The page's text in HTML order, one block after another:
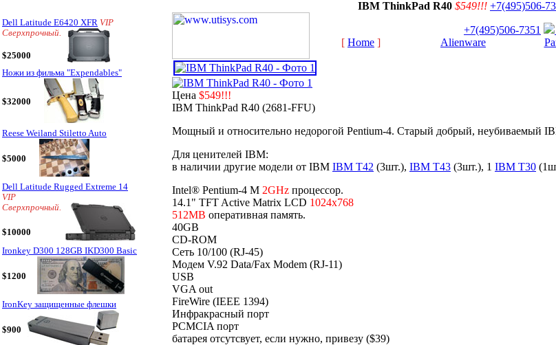
IBM ThinkPad R40 $549!!! +7(495)506-
Dell Latitude E6420 XFR VIP
Сверхпрочный.
$25000
Ножи из фильма "Expendables"
$32000
Reese Weiland Stiletto Auto
$5000
Dell Latitude Rugged Extreme 14
VIP
Сверхпрочный.
$10000
Ironkey D300 128GB IKD300 Basic
$1200
IronKey защищенные флешки
$900
+7(495)506-7351
[ Home ] Alienware
Цена $549!!!
IBM ThinkPad R40 (2681-FFU)
Мощный и относительно недорогой Pentium-4. Старый добрый, неубиваемый
Для ценителей IBM:
в наличии другие модели от IBM IBM T42 (3шт.), IBM T43 (3шт.), 1 IBM T30
Intel® Pentium-4 M 2GHz процессор.
14.1" TFT Active Matrix LCD 1024x768
512MB оперативная память.
40GB
CD-ROM
Сеть 10/100 (RJ-45)
Модем V.92 Data/Fax Modem (RJ-11)
USB
VGA out
FireWire (IEEE 1394)
Инфракрасный порт
PCMCIA порт
батарея отсутсвует, если нужно, привезу ($39)